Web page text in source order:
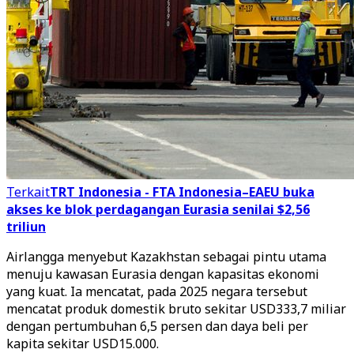
TerkaitTRT Indonesia - FTA Indonesia–EAEU buka
akses ke blok perdagangan Eurasia senilai $2,56
triliun
Airlangga menyebut Kazakhstan sebagai pintu utama
menuju kawasan Eurasia dengan kapasitas ekonomi
yang kuat. Ia mencatat, pada 2025 negara tersebut
mencatat produk domestik bruto sekitar USD333,7 miliar
dengan pertumbuhan 6,5 persen dan daya beli per
kapita sekitar USD15.000.